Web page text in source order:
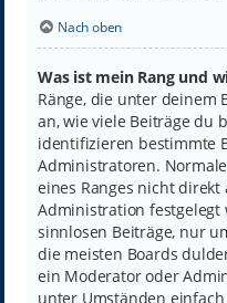
Nach oben
Was ist mein Rang und
Ränge, die unter deinem
an, wie viele Beiträge du
identifizieren bestimmte
Administratoren.
eines Ranges nicht
Administration festgelegt
sinnlosen Beiträge, nur
die meisten Boards
ein Moderator oder
unter Umständen